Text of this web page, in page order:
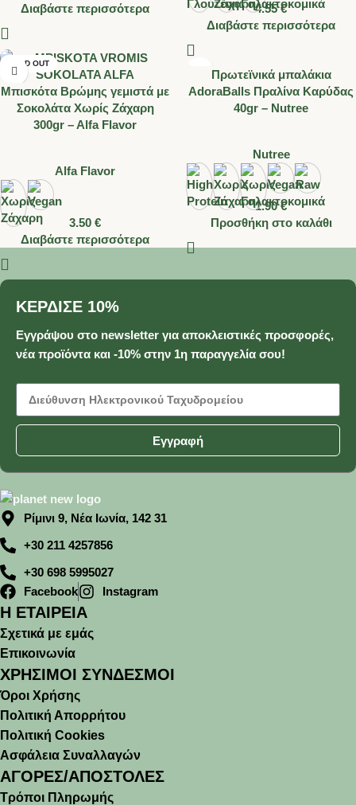
Διαβάστε περισσότερα
4.55€
Διαβάστε περισσότερα
SOLD OUT
Μπισκότα Βρώμης γεμιστά με
Σοκολάτα Χωρίς Ζάχαρη
300gr – Alfa Flavor
Alfa Flavor
3.50 €
Διαβάστε περισσότερα
Πρωτεϊνικά μπαλάκια
AdoraBalls Πραλίνα Καρύδας
40gr – Nutree
Nutree
1.90€
Προσθήκη στο καλάθι
ΚΕΡΔΙΣΕ 10%
Εγγράψου στο newsletter για αποκλειστικές προσφορές,
νέα προϊόντα και -10% στην 1η παραγγελία σου!
Εγγραφή
Ρίμινι 9, Νέα Ιωνία, 142 31
+30 211 4257856
+30 698 5995027
Facebook
Instagram
Η ΕΤΑΙΡΕΙΑ
Σχετικά με εμάς
Επικοινωνία
ΧΡΗΣΙΜΟΙ ΣΥΝΔΕΣΜΟΙ
Όροι Χρήσης
Πολιτική Απορρήτου
Πολιτική Cookies
Ασφάλεια Συναλλαγών
ΑΓΟΡΕΣ/ΑΠΟΣΤΟΛΕΣ
Τρόποι Πληρωμής